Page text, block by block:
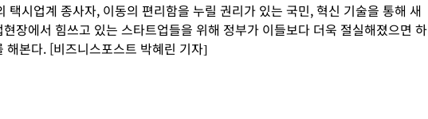
택시업계 종사자, 이동의 편리함을 누릴 권리가 있는 국민, 혁신 기술을 통해 새
장에서 힘쓰고 있는 스타트업들을 위해 정부가 이들보다 더욱 절실해졌으면 하
해본다. [비즈니스포스트 박혜린 기자]